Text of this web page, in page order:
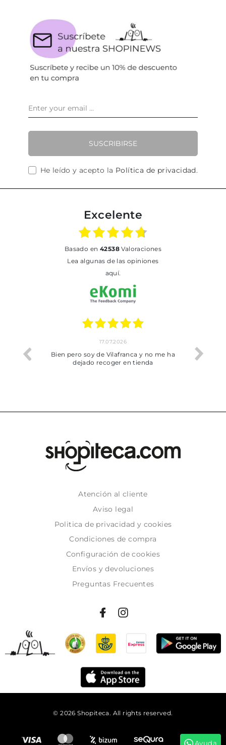
SUSCRIBIRSE
He leído y acepto la Política de privacidad.
Excelente
basado en 42538Valoraciones
Lea algunas de las opiniones
aquí.
trobat
17.07.2026
Bien pero soy de Vilafranca y no me ha
dejado recoger en tienda
Atención al cliente
Aviso legal
Politica de privacidad y cookies
Condiciones de compra
Configuración de cookies
Envíos y devoluciones
Preguntas Frecuentes
© 2026 Shopiteca. All rights reserved.
Ayuda